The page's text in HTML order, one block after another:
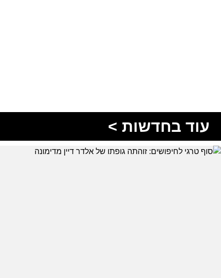
עוד בחדשות >